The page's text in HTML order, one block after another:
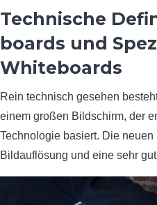
Technische
boards und
Whiteboards
Rein technisch gesehen
einem großen Bildschirm, der
Technologie basiert. Die
Bildauflösung und eine sehr